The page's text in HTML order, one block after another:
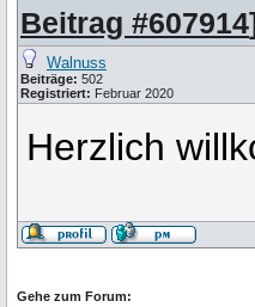
Beitrag #607914
Walnuss
Beiträge: 502
Registriert: Februar 2020
Herzlich
Gehe zum Forum: